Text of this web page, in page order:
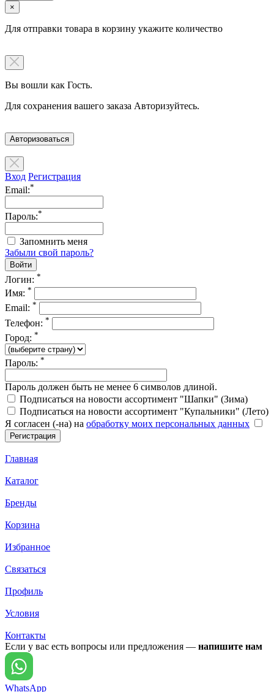
×
Для отправки товара в корзину укажите количество
Вы вошли как Гость.
Для сохранения вашего заказа Авторизуйтесь.
Авторизоваться
Вход Регистрация
Email:*
Пароль:*
Запомнить меня
Забыли свой пароль?
Логин: *
Имя: *
Email: *
Телефон: *
Город: *
Пароль: *
Пароль должен быть не менее 6 символов длиной.
Подписаться на новости ассортимент "Шапки" (Зима)
Подписаться на новости ассортимент "Купальники" (Лето)
Я согласен (-на) на обработку моих персональных данных
Главная
Каталог
Бренды
Корзина
Избранное
Связаться
Профиль
Условия
Контакты
Если у вас есть вопросы или предложения — напишите нам
WhatsApp